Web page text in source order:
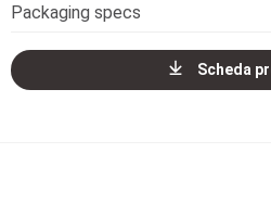
Packaging specs
Scheda